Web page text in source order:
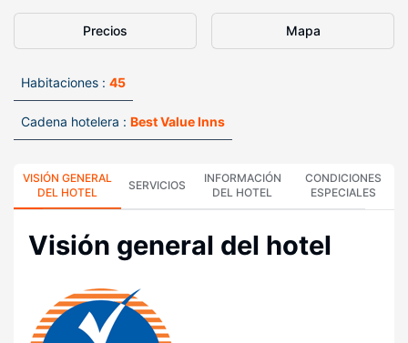
Precios Mapa
Habitaciones : 45
Cadena hotelera : Best Value Inns
VISIÓN GENERAL
DEL HOTEL
SERVICIOS
INFORMACIÓN
DEL HOTEL
CONDICIONES
ESPECIALES
Visión general del hotel